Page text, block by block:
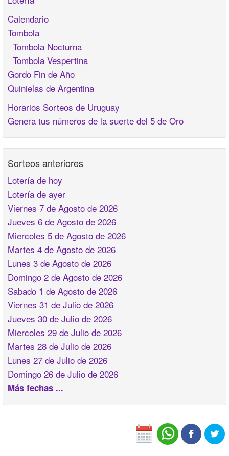
Calendario
Tombola
Tombola Nocturna
Tombola Vespertina
Gordo Fin de Año
Quinielas de Argentina
Horarios Sorteos de Uruguay
Genera tus números de la suerte del 5 de Oro
Sorteos anteriores
Lotería de hoy
Lotería de ayer
Viernes 7 de Agosto de 2026
Jueves 6 de Agosto de 2026
Miercoles 5 de Agosto de 2026
Martes 4 de Agosto de 2026
Lunes 3 de Agosto de 2026
Domingo 2 de Agosto de 2026
Sabado 1 de Agosto de 2026
Viernes 31 de Julio de 2026
Jueves 30 de Julio de 2026
Miercoles 29 de Julio de 2026
Martes 28 de Julio de 2026
Lunes 27 de Julio de 2026
Domingo 26 de Julio de 2026
Más fechas ...